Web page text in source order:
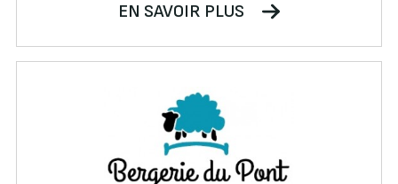
EN SAVOIR PLUS